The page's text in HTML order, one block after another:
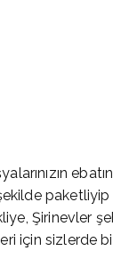
şekilde
Şirinevler
için sizlerde